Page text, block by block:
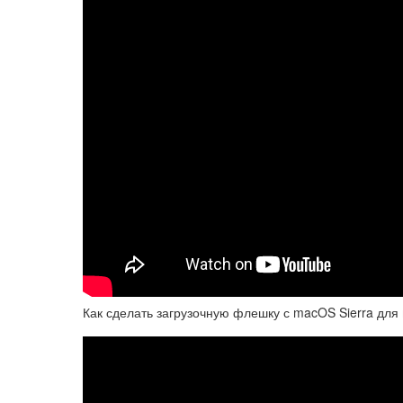
Как сделать загрузочную флешку с macOS Sierra